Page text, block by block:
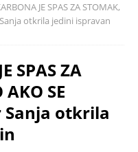
JE SPAS ZA STOMAK,
Sanja otkrila jedini ispravan
SPAS ZA
SE
Sanja otkrila